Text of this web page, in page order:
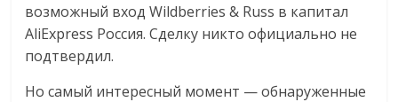
обсудить
эти
изменения
возможный вход Wildberries & Russ в капитал
AliExpress Россия. Сделку никто официально не
подтвердил.
Но самый интересный момент — обнаруженные